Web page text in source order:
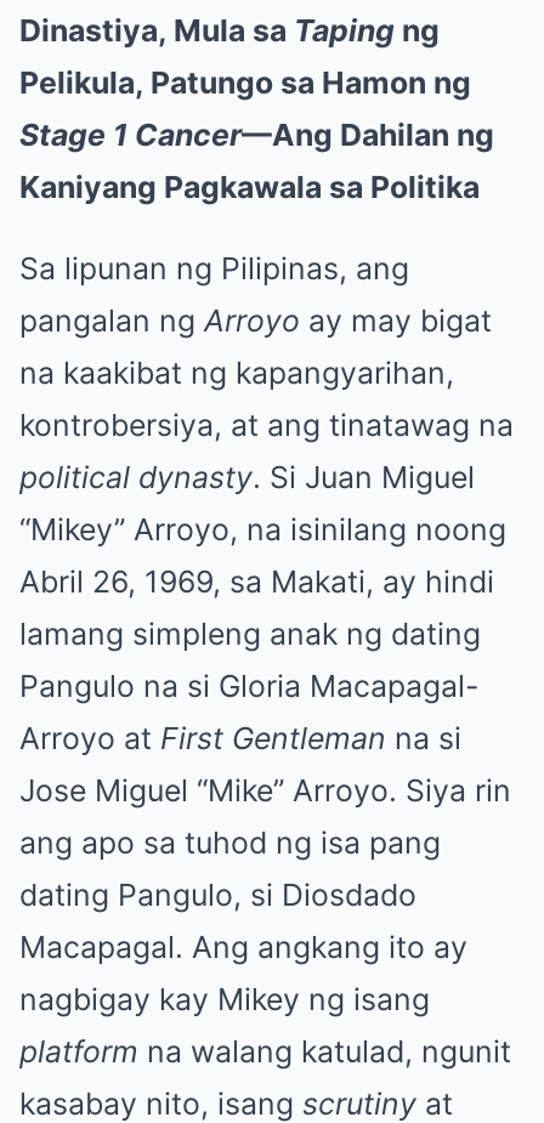
Dinastiya, Mula sa Taping ng
Pelikula, Patungo sa Hamon ng
Stage 1 Cancer—Ang Dahilan ng
Kaniyang Pagkawala sa Politika
Sa lipunan ng Pilipinas, ang
pangalan ng Arroyo ay may bigat
na kaakibat ng kapangyarihan,
kontrobersiya, at ang tinatawag na
political dynasty. Si Juan Miguel
“Mikey” Arroyo, na isinilang noong
Abril 26, 1969, sa Makati, ay hindi
lamang simpleng anak ng dating
Pangulo na si Gloria Macapagal-
Arroyo at First Gentleman na si
Jose Miguel “Mike” Arroyo. Siya rin
ang apo sa tuhod ng isa pang
dating Pangulo, si Diosdado
Macapagal. Ang angkang ito ay
nagbigay kay Mikey ng isang
platform na walang katulad, ngunit
kasabay nito, isang scrutiny at